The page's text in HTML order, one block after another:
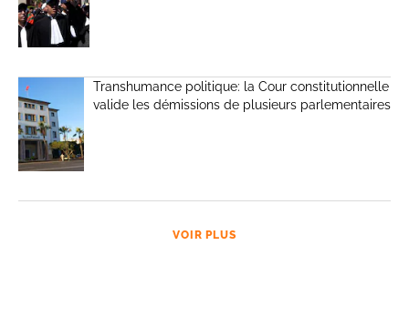
Transhumance politique: la Cour constitutionnelle
valide les démissions de plusieurs parlementaires
VOIR PLUS